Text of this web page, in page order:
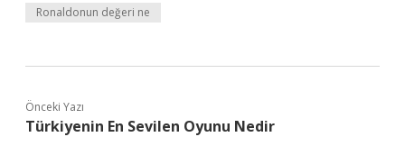
Ronaldonun değeri ne
Önceki Yazı
Türkiyenin En Sevilen Oyunu Nedir